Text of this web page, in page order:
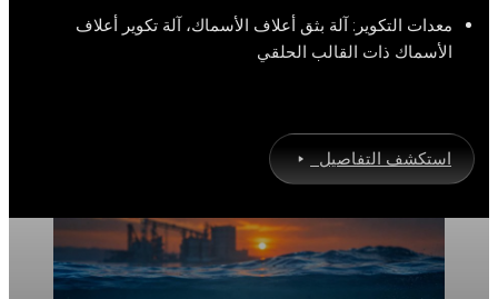
معدات التكوير: آلة بثق أعلاف الأسماك، آلة تكوير أعلاف
الأسماك ذات القالب الحلقي
استكشف التفاصيل